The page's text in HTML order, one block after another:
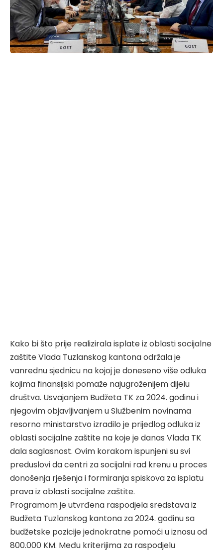
Kako bi što prije realizirala isplate iz oblasti socijalne
zaštite Vlada Tuzlanskog kantona održala je
vanrednu sjednicu na kojoj je doneseno više odluka
kojima finansijski pomaže najugroženijem dijelu
društva. Usvajanjem Budžeta TK za 2024. godinu i
njegovim objavljivanjem u Službenim novinama
resorno ministarstvo izradilo je prijedlog odluka iz
oblasti socijalne zaštite na koje je danas Vlada TK
dala saglasnost. Ovim korakom ispunjeni su svi
preduslovi da centri za socijalni rad krenu u proces
donošenja rješenja i formiranja spiskova za isplatu
prava iz oblasti socijalne zaštite.
Programom je utvrđena raspodjela sredstava iz
Budžeta Tuzlanskog kantona za 2024. godinu sa
budžetske pozicije jednokratne pomoći u iznosu od
800.000 KM. Među kriterijima za raspodjelu